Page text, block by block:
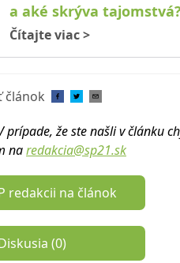
a aké skrýva
Čítajte viac>
článok
prípade, že ste našli v článku
naredakcia@sp21.sk
redakcii na článok
(0)